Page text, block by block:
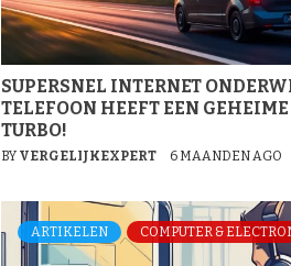
SUPERSNEL INTERNET
TELEFOON HEEFT EEN GEHEIME
TURBO!
BY VERGELIJKEXPERT 6 MAANDEN AGO
ARTIKELEN COMPUTER &